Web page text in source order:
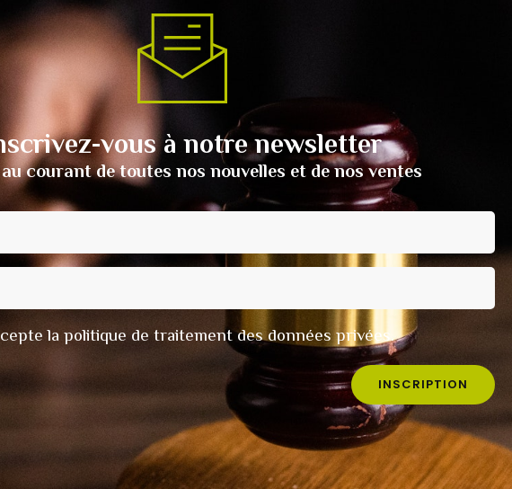
vous à notre newsletter
courant de toutes nos nouvelles et de nos ventes
la politique de traitement des données privées.
INSCRIPTION